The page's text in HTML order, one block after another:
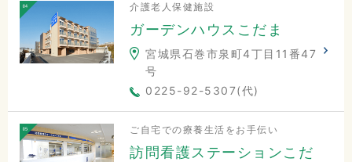
介護老人保健施設
ガーデンハウスこだま
宮城県石巻市泉町4丁目11番47
号
0225-92-5307(代)
ご自宅での療養生活をお手伝い
訪問看護ステーションこだ